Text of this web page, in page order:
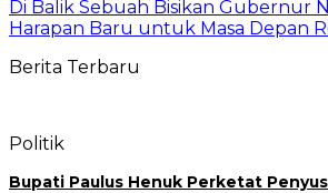
Di Balik Sebuah Bisikan Gubernur
Harapan Baru untuk Masa Depan
Berita Terbaru
Politik
Bupati Paulus Henuk Perketat